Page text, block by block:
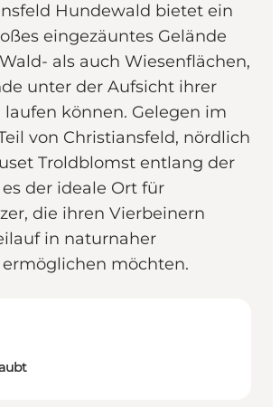
Hundewald bietet ein
eingezäuntes Gelände
als auch Wiesenflächen,
unter der Aufsicht ihrer
laufen können. Gelegen im
von Christiansfeld, nördlich
Troldblomst entlang der
der ideale Ort für
die ihren Vierbeinern
in naturnaher
möchten.